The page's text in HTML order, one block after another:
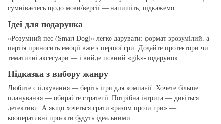
сумніваєтесь щодо мови/версії — напишіть, підкажемо.
Ідеї для подарунка
«Розумний пес (Smart Dog)» легко дарувати: формат зрозумілий, а
партія приносить емоції вже з першої гри. Додайте протектори чи
тематичні аксесуари — і вийде повний «gіk»‑подарунок.
Підказка з вибору жанру
Любите спілкування — беріть ігри для компанії. Хочете більше
планування — обирайте стратегії. Потрібна інтрига — дивіться
детективи. А якщо хочеться грати «разом проти гри» —
кооперативні проєкти будуть ідеальними.